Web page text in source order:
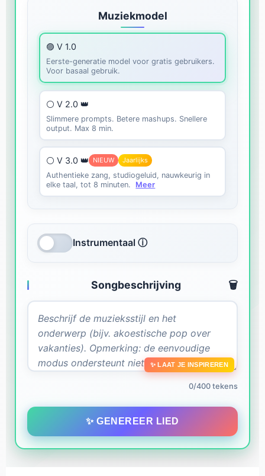
Muziekmodel
🟣 V 1.0
Eerste-generatie model voor gratis gebruikers.
Voor basaal gebruik.
⚪ V 2.0 👑
Slimmere prompts. Betere mashups. Snellere
output. Max 8 min.
⚪ V 3.0 👑 NIEUW Jaarlijks
Authentieke zang, studiogeluid, nauwkeurig in
elke taal, tot 8 minuten.
Meer
Instrumentaal ⓘ
Songbeschrijving 🗑️
✨ LAAT JE INSPIREREN
0/400 tekens
✨ GENEREER LIED